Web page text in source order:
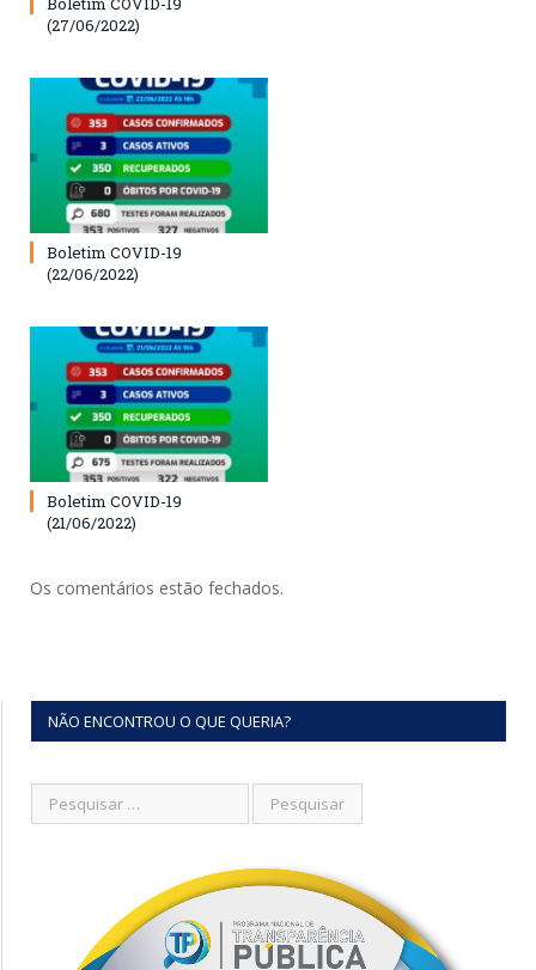
(27/06/2022)
Boletim COVID-19
(22/06/2022)
Boletim COVID-19
(21/06/2022)
Os comentários estão fechados.
NÃO ENCONTROU O QUE QUERIA?